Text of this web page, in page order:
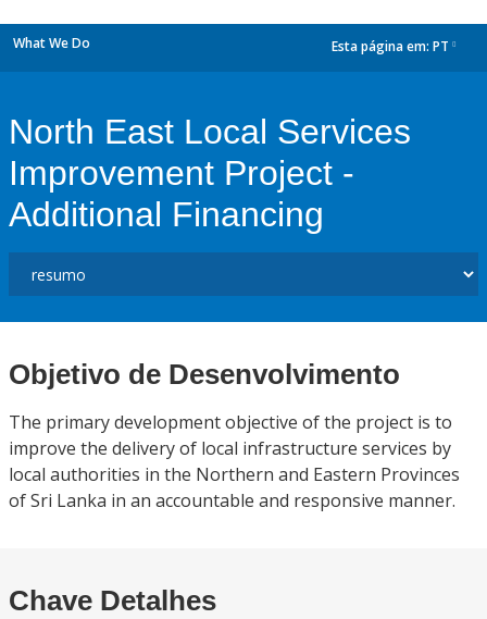
What We Do Esta página em: PT
North East Local Services
Improvement Project -
Additional Financing
Objetivo de Desenvolvimento
The primary development objective of the project is to
improve the delivery of local infrastructure services by
local authorities in the Northern and Eastern Provinces
of Sri Lanka in an accountable and responsive manner.
Chave Detalhes